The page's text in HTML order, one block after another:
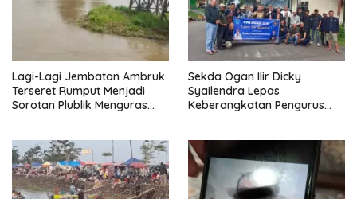
Lagi-Lagi Jembatan Ambruk
Terseret Rumput Menjadi
Sorotan Plublik Menguras
Sekda Ogan Ilir Dicky
Syailendra Lepas
Keberangkatan Pengurus